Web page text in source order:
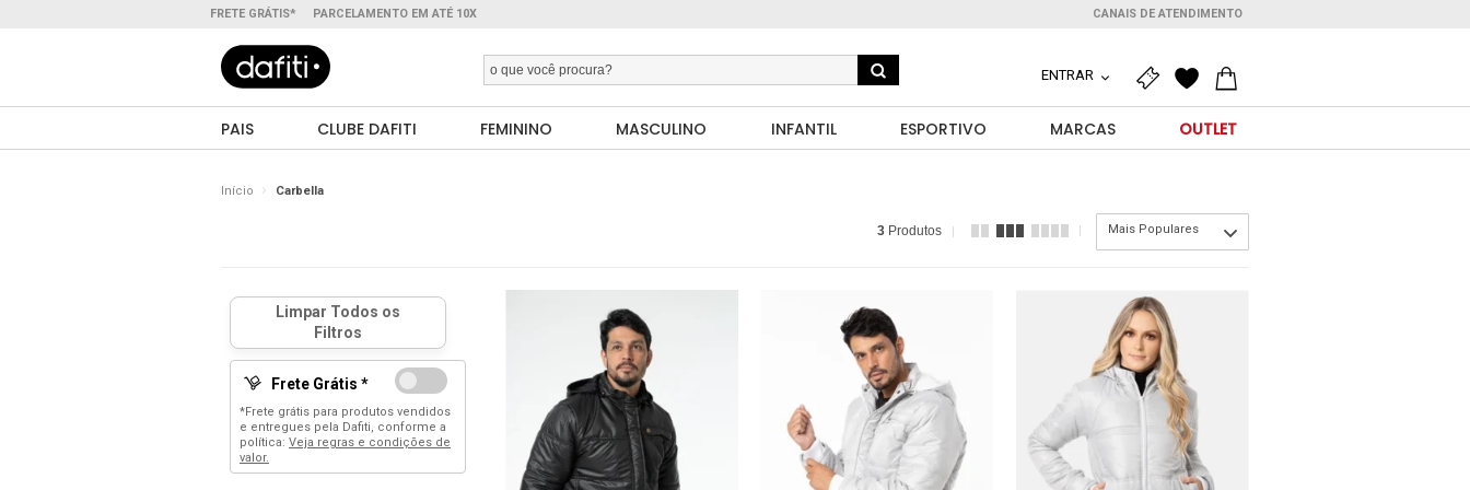
FRETE GRÁTIS* PARCELAMENTO EM ATÉ 10X CANAIS DE ATENDIMENTO
ENTRAR
PAIS CLUBE DAFITI FEMININO MASCULINO INFANTIL ESPORTIVO MARCAS OUTLET
Início Carbella
3 Produtos Mais Populares
Frete Grátis *
*Frete grátis para produtos vendidos
e entregues pela Dafiti, conforme a
política: Veja regras e condições de
valor.